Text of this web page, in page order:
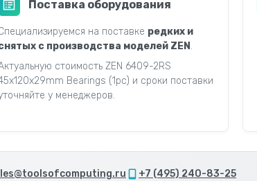
Поставка оборудования
на поставке редких и
с производства моделей ZEN .
стоимость ZEN 6409-2RS
Bearings (1pc) и сроки поставки
у менеджеров.
+7 (495) 240-83-25